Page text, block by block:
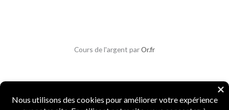
Cours de l'argent parOr.fr
Copyright © 2026 Parlons Monnaies